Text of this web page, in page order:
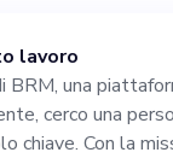
lavoro
BRM, una
cerco una
chiave. Con la